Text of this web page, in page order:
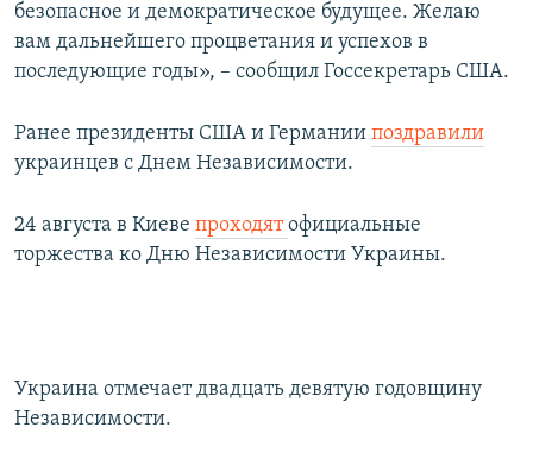
безопасное и демократическое будущее. Желаю
вам дальнейшего процветания и успехов в
последующие годы», – сообщил Госсекретарь США.
Ранее президенты США и Германии поздравили
украинцев с Днем Независимости.
24 августа в Киеве проходятофициальные
торжества ко Дню Независимости Украины.
Украина отмечает двадцать девятую годовщину
Независимости.